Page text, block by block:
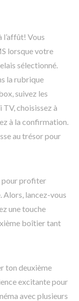
l’affût! Vous
lorsque votre
sélectionné.
la rubrique
suivez les
choisissez à
à la confirmation.
au trésor pour
pour profiter
Alors, lancez-vous
une touche
boîtier tant
ton deuxième
excitante pour
avec plusieurs